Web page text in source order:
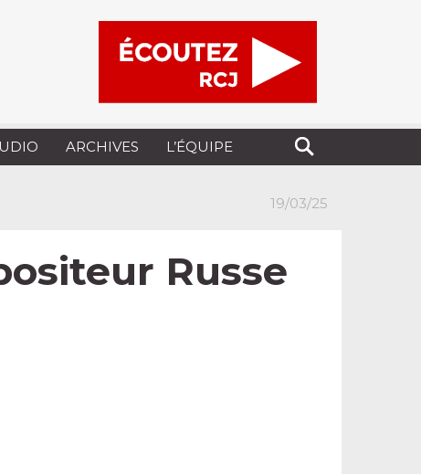
ARCHIVES L’ÉQUIPE
19/03/25
Russe